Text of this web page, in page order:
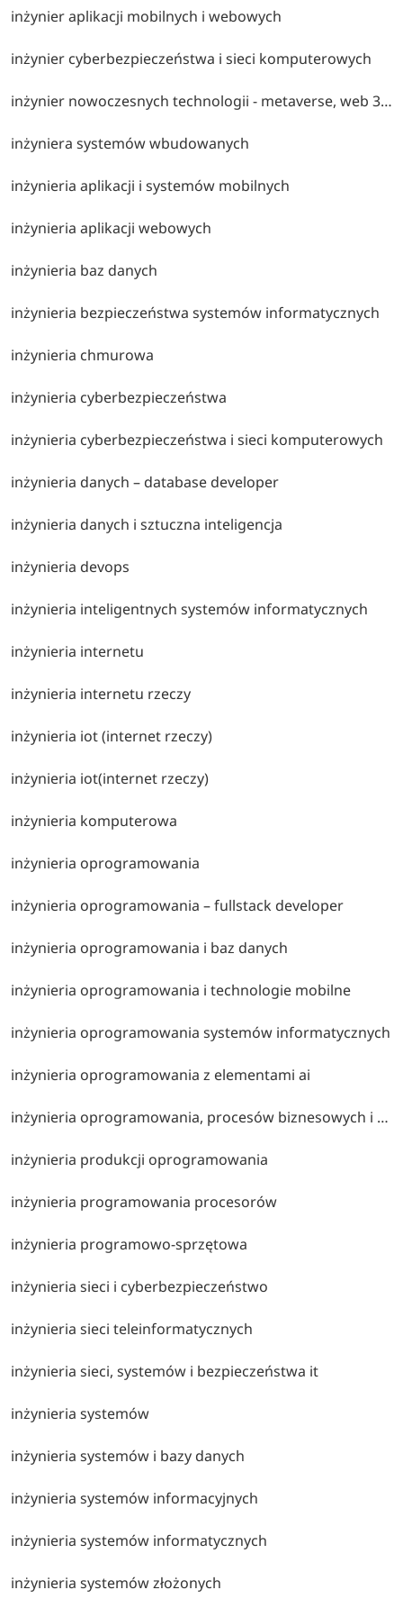
inżynier aplikacji mobilnych i webowych
inżynier cyberbezpieczeństwa i sieci komputerowych
inżynier nowoczesnych technologii - metaverse, web 3.0, fintech
inżyniera systemów wbudowanych
inżynieria aplikacji i systemów mobilnych
inżynieria aplikacji webowych
inżynieria baz danych
inżynieria bezpieczeństwa systemów informatycznych
inżynieria chmurowa
inżynieria cyberbezpieczeństwa
inżynieria cyberbezpieczeństwa i sieci komputerowych
inżynieria danych – database developer
inżynieria danych i sztuczna inteligencja
inżynieria devops
inżynieria inteligentnych systemów informatycznych
inżynieria internetu
inżynieria internetu rzeczy
inżynieria iot (internet rzeczy)
inżynieria iot(internet rzeczy)
inżynieria komputerowa
inżynieria oprogramowania
inżynieria oprogramowania – fullstack developer
inżynieria oprogramowania i baz danych
inżynieria oprogramowania i technologie mobilne
inżynieria oprogramowania systemów informatycznych
inżynieria oprogramowania z elementami ai
inżynieria oprogramowania, procesów biznesowych i baz danych
inżynieria produkcji oprogramowania
inżynieria programowania procesorów
inżynieria programowo-sprzętowa
inżynieria sieci i cyberbezpieczeństwo
inżynieria sieci teleinformatycznych
inżynieria sieci, systemów i bezpieczeństwa it
inżynieria systemów
inżynieria systemów i bazy danych
inżynieria systemów informacyjnych
inżynieria systemów informatycznych
inżynieria systemów złożonych